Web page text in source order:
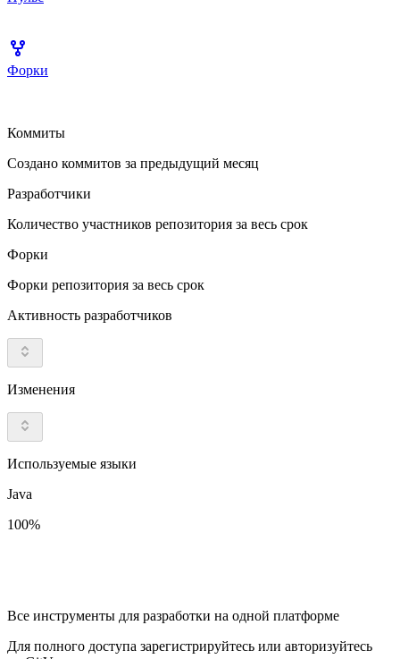
Форки
Коммиты
Создано коммитов за предыдущий месяц
Разработчики
Количество участников репозитория за весь срок
Форки
Форки репозитория за весь срок
Активность разработчиков
Изменения
Используемые языки
Java
100%
Все инструменты для разработки на одной платформе
Для полного доступа зарегистрируйтесь или авторизуйтесь